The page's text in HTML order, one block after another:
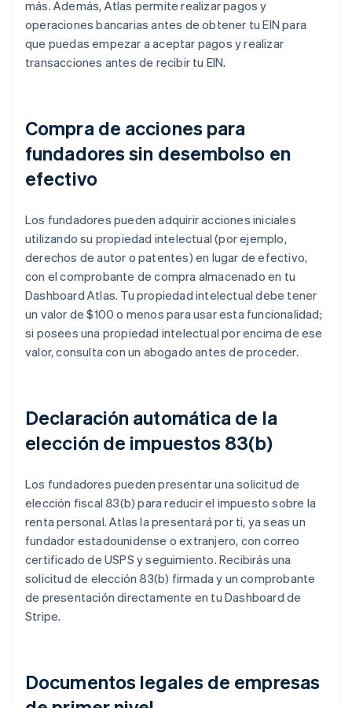
más. Además, Atlas permite realizar pagos y
operaciones bancarias antes de obtener tu EIN para
que puedas empezar a aceptar pagos y realizar
transacciones antes de recibir tu EIN.
Compra de acciones para
fundadores sin desembolso en
efectivo
Los fundadores pueden adquirir acciones iniciales
utilizando su propiedad intelectual (por ejemplo,
derechos de autor o patentes) en lugar de efectivo,
con el comprobante de compra almacenado en tu
Dashboard Atlas. Tu propiedad intelectual debe tener
un valor de $100 o menos para usar esta funcionalidad;
si posees una propiedad intelectual por encima de ese
valor, consulta con un abogado antes de proceder.
Declaración automática de la
elección de impuestos 83(b)
Los fundadores pueden presentar una solicitud de
elección fiscal 83(b) para reducir el impuesto sobre la
renta personal. Atlas la presentará por ti, ya seas un
fundador estadounidense o extranjero, con correo
certificado de USPS y seguimiento. Recibirás una
solicitud de elección 83(b) firmada y un comprobante
de presentación directamente en tu Dashboard de
Stripe.
Documentos legales de empresas